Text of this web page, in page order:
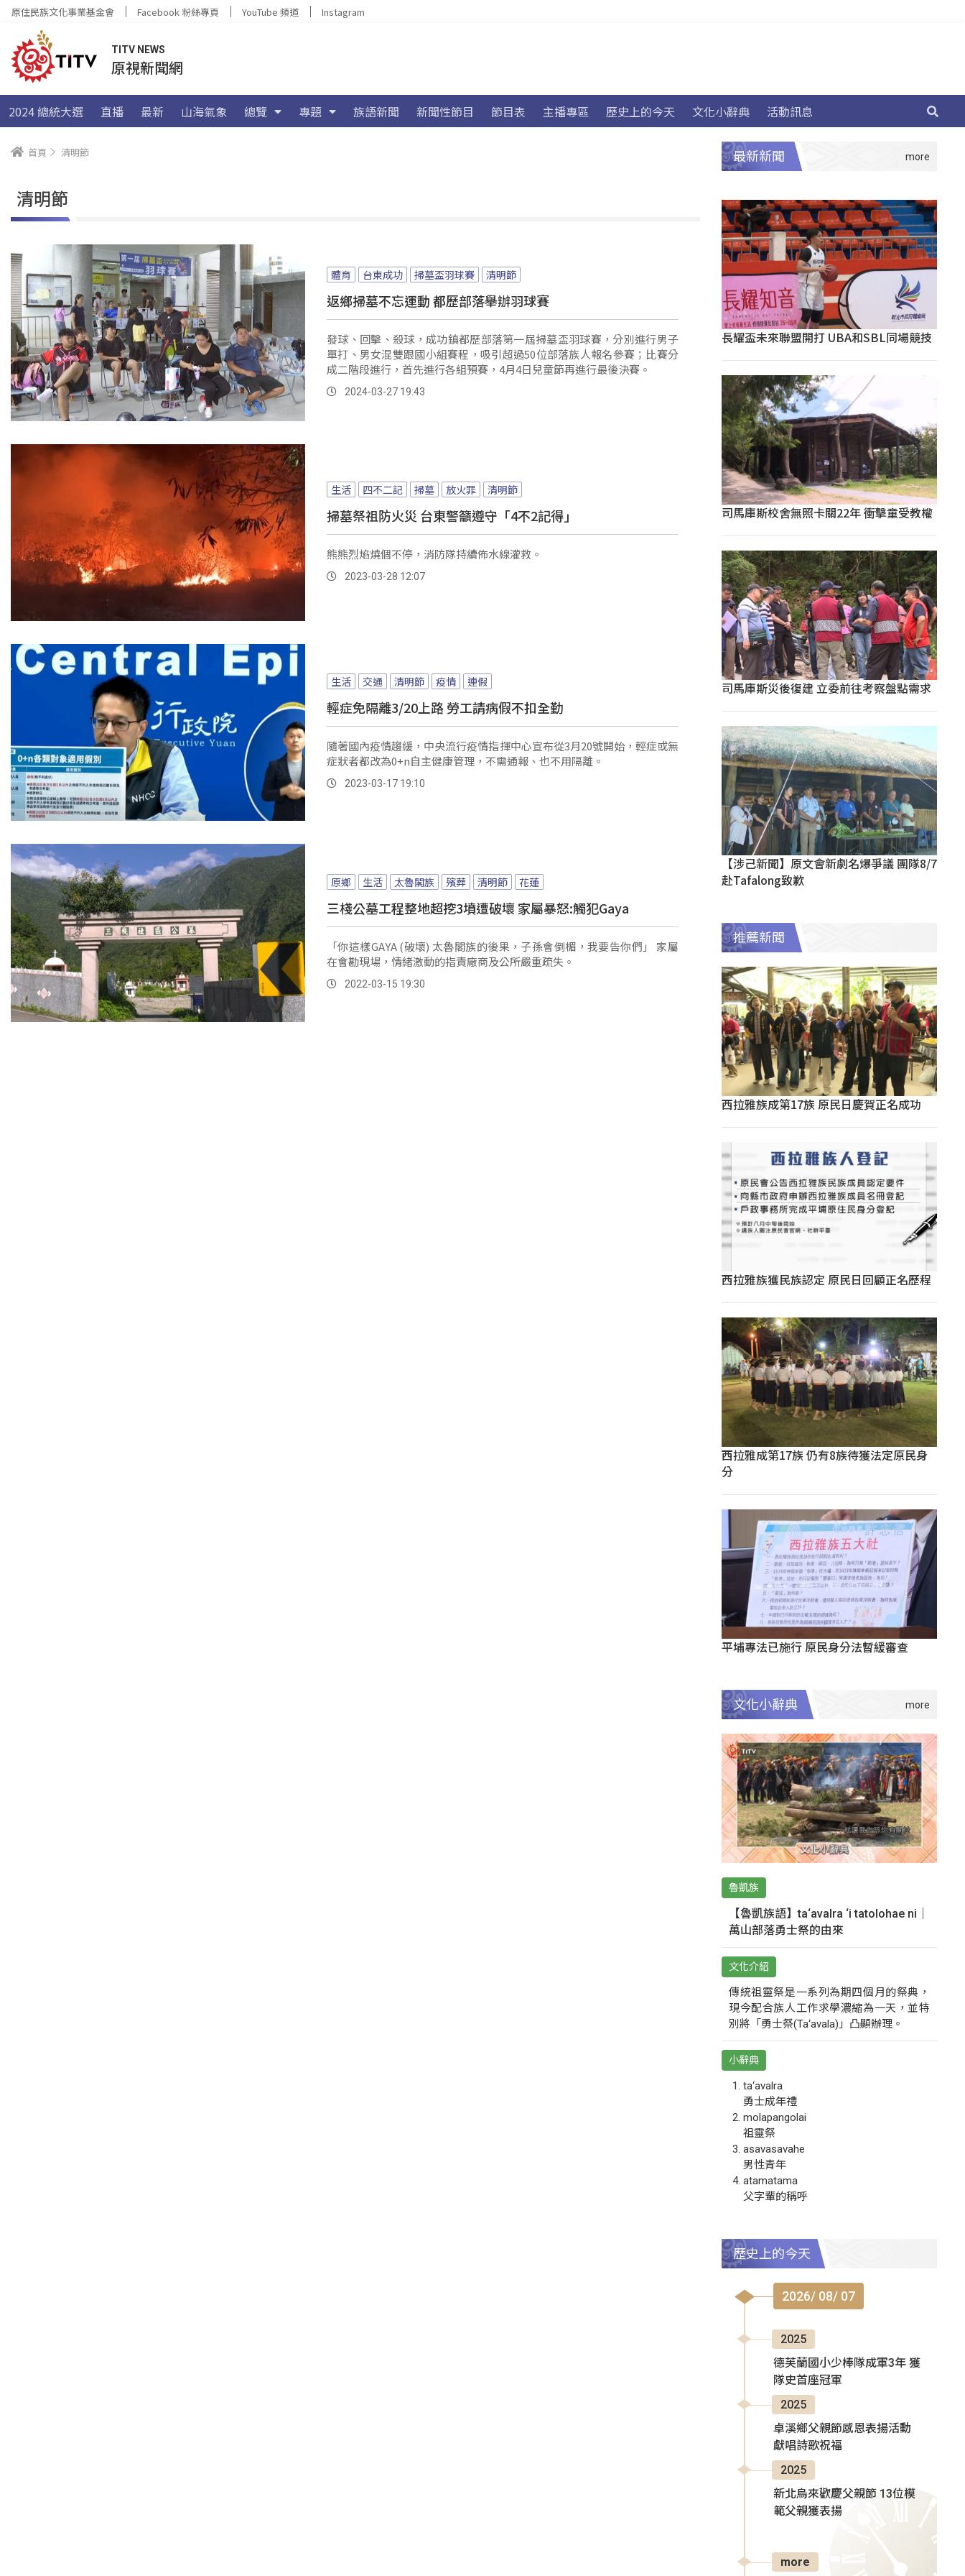
原住民族文化事業基金會 Facebook 粉絲專頁 YouTube 頻道 Instagram
TITV NEWS
原視新聞網
2024 總統大選 直播 最新 山海氣象 總覽 專題 族語新聞 新聞性節目 節目表 主播專區 歷史上的今天 文化小辭典 活動訊息
首頁 清明節
清明節
體育 台東成功 掃墓盃羽球賽 清明節
返鄉掃墓不忘運動 都歷部落舉辦羽球賽
發球、回擊、殺球，成功鎮都歷部落第一屆掃墓盃羽球賽，分別進行男子
單打、男女混雙跟國小組賽程，吸引超過50位部落族人報名參賽；比賽分
成二階段進行，首先進行各組預賽，4月4日兒童節再進行最後決賽。
2024-03-27 19:43
生活 四不二記 掃墓 放火罪 清明節
掃墓祭祖防火災 台東警籲遵守「4不2記得」
熊熊烈焰燒個不停，消防隊持續佈水線灌救。
2023-03-28 12:07
生活 交通 清明節 疫情 連假
輕症免隔離3/20上路 勞工請病假不扣全勤
隨著國內疫情趨緩，中央流行疫情指揮中心宣布從3月20號開始，輕症或無
症狀者都改為0+n自主健康管理，不需通報、也不用隔離。
2023-03-17 19:10
原鄉 生活 太魯閣族 殯葬 清明節 花蓮
三棧公墓工程整地超挖3墳遭破壞 家屬暴怒:觸犯Gaya
「你這樣GAYA (破壞) 太魯閣族的後果，子孫會倒楣，我要告你們」 家屬
在會勘現場，情緒激動的指責廠商及公所嚴重疏失。
2022-03-15 19:30
最新新聞
長耀盃未來聯盟開打 UBA和SBL同場競技
司馬庫斯校舍無照卡關22年 衝擊童受教權
司馬庫斯災後復建 立委前往考察盤點需求
【涉己新聞】原文會新劇名爆爭議 團隊8/7
赴Tafalong致歉
推薦新聞
西拉雅族成第17族 原民日慶賀正名成功
西拉雅族獲民族認定 原民日回顧正名歷程
西拉雅成第17族 仍有8族待獲法定原民身
分
平埔專法已施行 原民身分法暫緩審查
文化小辭典
魯凱族
【魯凱族語】ta‘avalra ‘i tatolohae ni｜
萬山部落勇士祭的由來
文化介紹
傳統祖靈祭是一系列為期四個月的祭典，
現今配合族人工作求學濃縮為一天，並特
別將「勇士祭(Ta‘avala)」凸顯辦理。
小辭典
ta‘avalra
勇士成年禮
molapangolai
祖靈祭
asavasavahe
男性青年
atamatama
父字輩的稱呼
歷史上的今天
2026/ 08/ 07
2025
德芙蘭國小少棒隊成軍3年 獲
隊史首座冠軍
2025
卓溪鄉父親節感恩表揚活動
獻唱詩歌祝福
2025
新北烏來歡慶父親節 13位模
範父親獲表揚
more